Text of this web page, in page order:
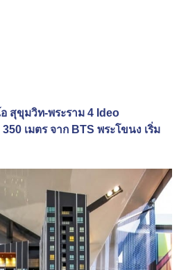
สุขุมวิท-พระราม 4 Ideo
เมตร จาก BTS พระโขนง เริ่ม